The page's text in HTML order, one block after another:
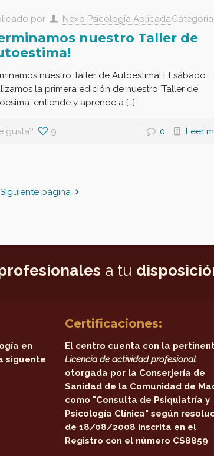
por Nexo Psicología Aplicada
nuestro Taller de
nuestro Taller de Autoestima! El sábado
la primera edición de nuestro `Taller de
entiende y aprende a […]
gusta? 9 0 Leer
Siguiente página
a tu
en
siguente
Certificaciones:
El centro cuenta con la
Licencia de actividad profesional
otorgada por la Conserjería de
Sanidad de la Comunidad de
como "Consulta de Psiquiatría y
Psicología Clínica" según
de 18/08/2008 inscrita en el
Registro con el número CS8859